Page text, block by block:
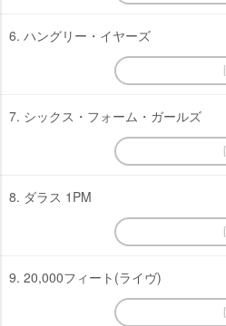
6. ハングリー・イヤーズ
7. シックス・フォーム・ガールズ
8. ダラス 1PM
9. 20,000フィート(ライヴ)